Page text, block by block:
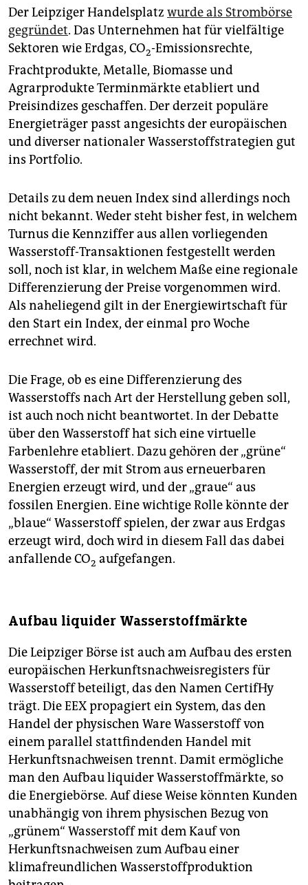
Der Leipziger Handelsplatz wurde als Strombörse
gegründet. Das Unternehmen hat für vielfältige
Sektoren wie Erdgas, CO2-Emissionsrechte,
Frachtprodukte, Metalle, Biomasse und
Agrarprodukte Terminmärkte etabliert und
Preisindizes geschaffen. Der derzeit populäre
Energieträger passt angesichts der europäischen
und diverser nationaler Wasserstoffstrategien gut
ins Portfolio.
Details zu dem neuen Index sind allerdings noch
nicht bekannt. Weder steht bisher fest, in welchem
Turnus die Kennziffer aus allen vorliegenden
Wasserstoff-Transaktionen festgestellt werden
soll, noch ist klar, in welchem Maße eine regionale
Differenzierung der Preise vorgenommen wird.
Als naheliegend gilt in der Energiewirtschaft für
den Start ein Index, der einmal pro Woche
errechnet wird.
Die Frage, ob es eine Differenzierung des
Wasserstoffs nach Art der Herstellung geben soll,
ist auch noch nicht beantwortet. In der Debatte
über den Wasserstoff hat sich eine virtuelle
Farbenlehre etabliert. Dazu gehören der „grüne“
Wasserstoff, der mit Strom aus erneuerbaren
Energien erzeugt wird, und der „graue“ aus
fossilen Energien. Eine wichtige Rolle könnte der
„blaue“ Wasserstoff spielen, der zwar aus Erdgas
erzeugt wird, doch wird in diesem Fall das dabei
anfallende CO2 aufgefangen.
Aufbau liquider Wasserstoffmärkte
Die Leipziger Börse ist auch am Aufbau des ersten
europäischen Herkunftsnachweisregisters für
Wasserstoff beteiligt, das den Namen CertifHy
trägt. Die EEX propagiert ein System, das den
Handel der physischen Ware Wasserstoff von
einem parallel stattfindenden Handel mit
Herkunftsnachweisen trennt. Damit ermögliche
man den Aufbau liquider Wasserstoffmärkte, so
die Energiebörse. Auf diese Weise könnten Kunden
unabhängig von ihrem physischen Bezug von
„grünem“ Wasserstoff mit dem Kauf von
Herkunftsnachweisen zum Aufbau einer
klimafreundlichen Wasserstoffproduktion